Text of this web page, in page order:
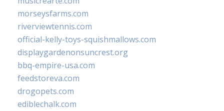
morseysfarms.com
riverviewtennis.com
official-kelly-toys-squishmallows.com
displaygardenonsuncrest.org
bbq-empire-usa.com
feedstoreva.com
drogopets.com
ediblechalk.com